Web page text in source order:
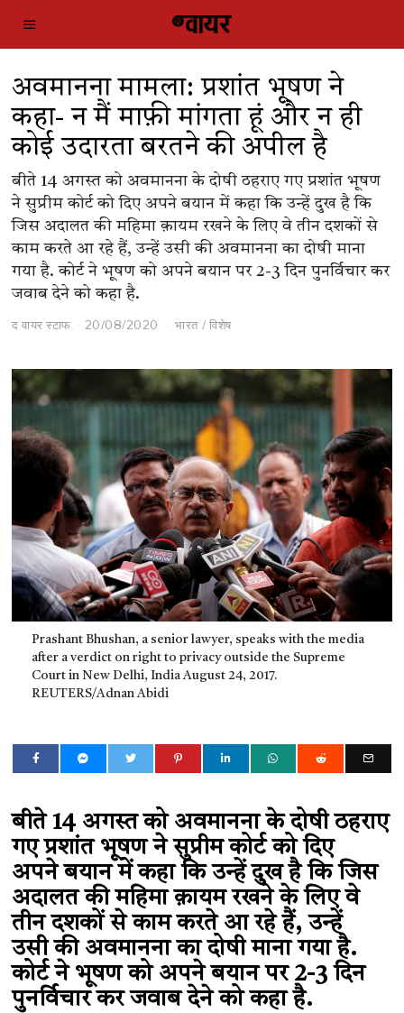
अवमानना मामला: प्रशांत भूषण ने
कहा- न मैं माफ़ी मांगता हूं और न ही
कोई उदारता बरतने की अपील है
बीते 14 अगस्त को अवमानना के दोषी ठहराए गए प्रशांत भूषण
ने सुप्रीम कोर्ट को दिए अपने बयान में कहा कि उन्हें दुख है कि
जिस अदालत की महिमा क़ायम रखने के लिए वे तीन दशकों से
काम करते आ रहे हैं, उन्हें उसी की अवमानना का दोषी माना
गया है. कोर्ट ने भूषण को अपने बयान पर 2-3 दिन पुनर्विचार कर
जवाब देने को कहा है.
द वायर स्टाफ 20/08/2020 भारत / विशेष
Prashant Bhushan, a senior lawyer, speaks with the media
after a verdict on right to privacy outside the Supreme
Court in New Delhi, India August 24, 2017.
REUTERS/Adnan Abidi
बीते 14 अगस्त को अवमानना के दोषी ठहराए
गए प्रशांत भूषण ने सुप्रीम कोर्ट को दिए
अपने बयान में कहा कि उन्हें दुख है कि जिस
अदालत की महिमा क़ायम रखने के लिए वे
तीन दशकों से काम करते आ रहे हैं, उन्हें
उसी की अवमानना का दोषी माना गया है.
कोर्ट ने भूषण को अपने बयान पर 2-3 दिन
पुनर्विचार कर जवाब देने को कहा है.